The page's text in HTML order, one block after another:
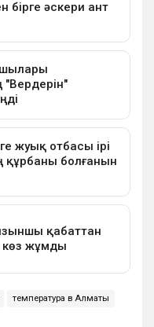
температура в Алматы